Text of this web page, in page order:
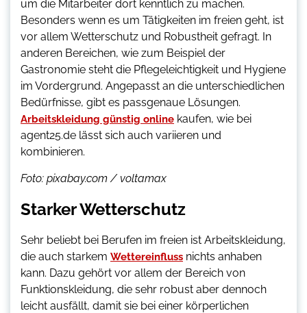
um die Mitarbeiter dort kenntlich zu machen.
Besonders wenn es um Tätigkeiten im freien geht, ist
vor allem Wetterschutz und Robustheit gefragt. In
anderen Bereichen, wie zum Beispiel der
Gastronomie steht die Pflegeleichtigkeit und Hygiene
im Vordergrund. Angepasst an die unterschiedlichen
Bedürfnisse, gibt es passgenaue Lösungen.
Arbeitskleidung günstig online kaufen, wie bei
agent25.de lässt sich auch variieren und
kombinieren.
Foto: pixabay.com / voltamax
Starker Wetterschutz
Sehr beliebt bei Berufen im freien ist Arbeitskleidung,
die auch starkem Wettereinfluss nichts anhaben
kann. Dazu gehört vor allem der Bereich von
Funktionskleidung, die sehr robust aber dennoch
leicht ausfällt, damit sie bei einer körperlichen